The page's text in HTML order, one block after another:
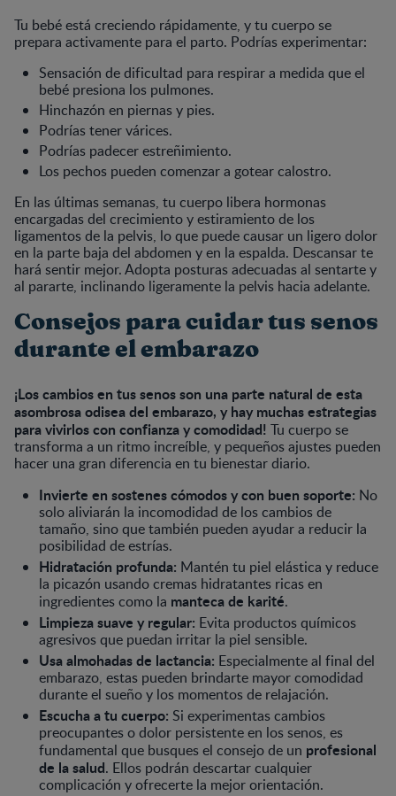
Tu bebé está creciendo rápidamente, y tu cuerpo se
prepara activamente para el parto. Podrías experimentar:
Sensación de dificultad para respirar a medida que el
bebé presiona los pulmones.
Hinchazón en piernas y pies.
Podrías tener várices.
Podrías padecer estreñimiento.
Los pechos pueden comenzar a gotear calostro.
En las últimas semanas, tu cuerpo libera hormonas
encargadas del crecimiento y estiramiento de los
ligamentos de la pelvis, lo que puede causar un ligero dolor
en la parte baja del abdomen y en la espalda. Descansar te
hará sentir mejor. Adopta posturas adecuadas al sentarte y
al pararte, inclinando ligeramente la pelvis hacia adelante.
Consejos para cuidar tus senos
durante el embarazo
¡Los cambios en tus senos son una parte natural de esta
asombrosa odisea del embarazo, y hay muchas estrategias
para vivirlos con confianza y comodidad! Tu cuerpo se
transforma a un ritmo increíble, y pequeños ajustes pueden
hacer una gran diferencia en tu bienestar diario.
Invierte en sostenes cómodos y con buen soporte: No
solo aliviarán la incomodidad de los cambios de
tamaño, sino que también pueden ayudar a reducir la
posibilidad de estrías.
Hidratación profunda: Mantén tu piel elástica y reduce
la picazón usando cremas hidratantes ricas en
ingredientes como la manteca de karité.
Limpieza suave y regular: Evita productos químicos
agresivos que puedan irritar la piel sensible.
Usa almohadas de lactancia: Especialmente al final del
embarazo, estas pueden brindarte mayor comodidad
durante el sueño y los momentos de relajación.
Escucha a tu cuerpo: Si experimentas cambios
preocupantes o dolor persistente en los senos, es
fundamental que busques el consejo de un profesional
de la salud. Ellos podrán descartar cualquier
complicación y ofrecerte la mejor orientación.